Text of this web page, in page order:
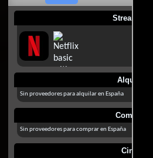
Streaming
Alquilar
Sin proveedores para alquilar en España
Comprar
Sin proveedores para comprar en España
Cines